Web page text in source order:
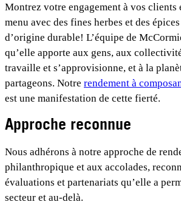
Montrez votre engagement à vos clients
menu avec des fines herbes et des
d’origine durable! L’équipe de
qu’elle apporte aux gens, aux
travaille et s’approvisionne, et à la
partageons. Notre rendement à
est une manifestation de cette fierté.
Approche reconnue
Nous adhérons à notre approche de
philanthropique et aux accolades,
évaluations et partenariats qu’elle a
secteur et au-delà.